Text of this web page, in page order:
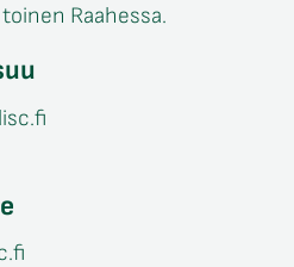
Raahessa.